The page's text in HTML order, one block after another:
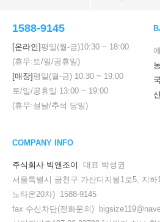
1588-9145
[온라인]평일(월-금)10:30 ~ 18:00
(휴무:토/일/공휴일)
[매장]평일(월-금) 10:30 ~ 19:00
토/일/공휴일 13:00 ~ 19:00
(휴무:설날/추석 당일)
COMPANY INFO
주식회사 빅앤조이
대표 박성권
서울특별시 금천구 가산디지털1로5, 지
노타운20차) 1588-9145
fax 수신차단(전화문의)